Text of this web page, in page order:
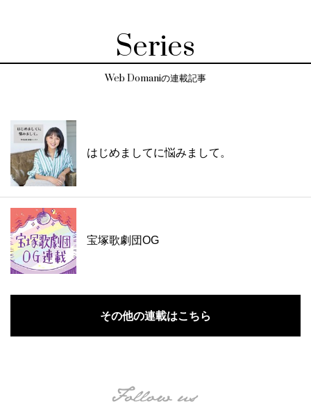
Series
Web Domaniの連載記事
はじめましてに悩みまして。
宝塚歌劇団OG
その他の連載はこちら